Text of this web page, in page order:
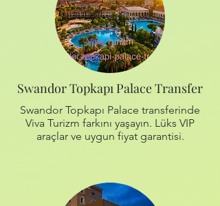
Swandor Topkapı Palace Transfer
Swandor Topkapı Palace transferinde
Viva Turizm farkını yaşayın. Lüks VIP
araçlar ve uygun fiyat garantisi.